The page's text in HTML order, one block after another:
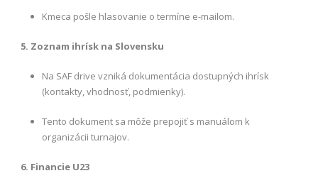
Kmeca pošle hlasovanie o termíne e-mailom.
5. Zoznam ihrísk na Slovensku
Na SAF drive vzniká dokumentácia dostupných ihrísk
(kontakty, vhodnosť, podmienky).
Tento dokument sa môže prepojiť s manuálom k
organizácii turnajov.
6. Financie U23